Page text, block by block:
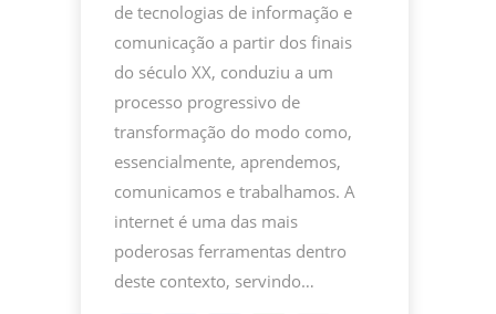
de tecnologias de informação e
comunicação a partir dos finais
do século XX, conduziu a um
processo progressivo de
transformação do modo como,
essencialmente, aprendemos,
comunicamos e trabalhamos. A
internet é uma das mais
poderosas ferramentas dentro
deste contexto, servindo…